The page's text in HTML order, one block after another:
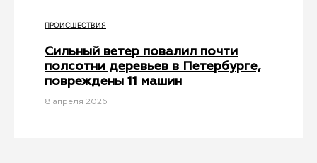
ПРОИСШЕСТВИЯ
Сильный ветер повалил почти
полсотни деревьев в Петербурге,
повреждены 11 машин
8 апреля 2026